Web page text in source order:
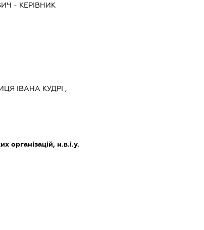
- КЕРІВНИК
ІВАНА КУДРІ ,
організацій, н.в.і.у.